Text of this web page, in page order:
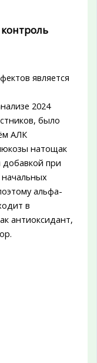
является
2024
было
АЛК
натощак
добавкой при
альфа-
в
антиоксидант,